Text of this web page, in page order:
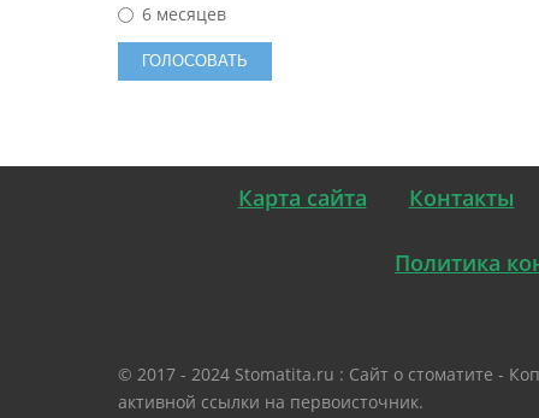
6 месяцев
Карта сайта Контакты
Политика
© 2017 - 2024 Stomatita.ru : Сайт о стоматите -
активной ссылки на первоисточник.